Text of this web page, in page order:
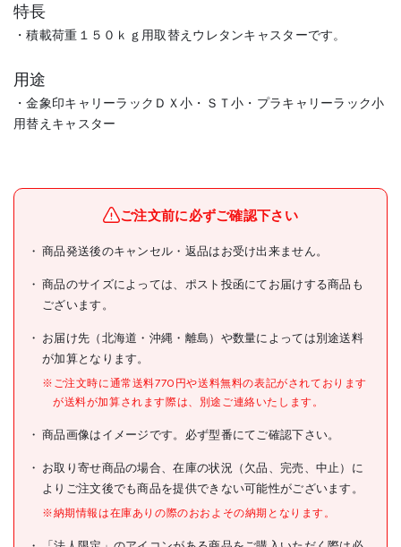
特長
・積載荷重１５０ｋｇ用取替えウレタンキャスターです。
用途
・金象印キャリーラックＤＸ小・ＳＴ小・プラキャリーラック小
用替えキャスター
ブランド名 金象
商品名
金象 キャリーラック小用 ウ
レタンキャスター固定
型式 180404
JANコード
●適合機種:品番180137・
180861・180502・
180588・183387・
183332・183424・
183462・183578・
183554・183622・
180625・180685・
●キャスター径(mm):100
ご注文前に必ずご確認下さい
商品発送後のキャンセル・返品はお受け出来ません。
商品のサイズによっては、ポスト投函にてお届けする商品も
ございます。
お届け先（北海道・沖縄・離島）や数量によっては別途送料
が加算となります。
※ご注文時に通常送料770円や送料無料の表記がされております
が送料が加算されます際は、別途ご連絡いたします。
商品画像はイメージです。必ず型番にてご確認下さい。
お取り寄せ商品の場合、在庫の状況（欠品、完売、中止）に
よりご注文後でも商品を提供できない可能性がございます。
※納期情報は在庫ありの際のおおよその納期となります。